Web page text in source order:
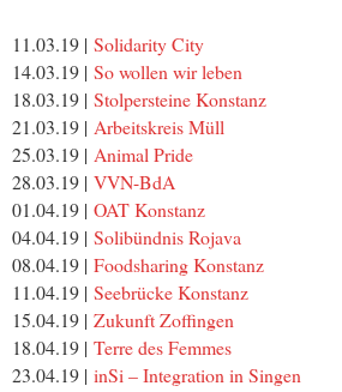
11.03.19 | Solidarity City
14.03.19 | So wollen wir leben
18.03.19 | Stolpersteine Konstanz
21.03.19 | Arbeitskreis Müll
25.03.19 | Animal Pride
28.03.19 | VVN-BdA
01.04.19 | OAT Konstanz
04.04.19 | Solibündnis Rojava
08.04.19 | Foodsharing Konstanz
11.04.19 | Seebrücke Konstanz
15.04.19 | Zukunft Zoffingen
18.04.19 | Terre des Femmes
23.04.19 | inSi – Integration in Singen